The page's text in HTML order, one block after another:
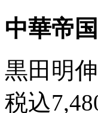
中華帝
黒田明
税込